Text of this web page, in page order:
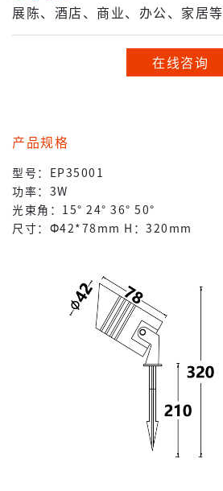
展陈、酒店、商业、办公、家居等
在线咨询
产品规格
型号：EP35001
功率：3W
光束角：15° 24° 36° 50°
尺寸：Ф42*78mm H：320mm